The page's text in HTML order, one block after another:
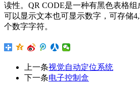
读性。QR CODE是一种有黑色表格
可以显示文本也可显示数字，可存储
个数字字符。
上一条视觉自动定位系统
下一条电子控制盒